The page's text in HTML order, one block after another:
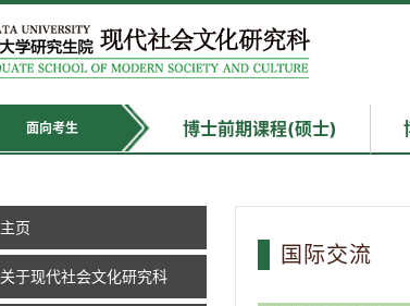
面向考生 博士前期课程(硕士)
主页
关于现代社会文化研究科
国际交流